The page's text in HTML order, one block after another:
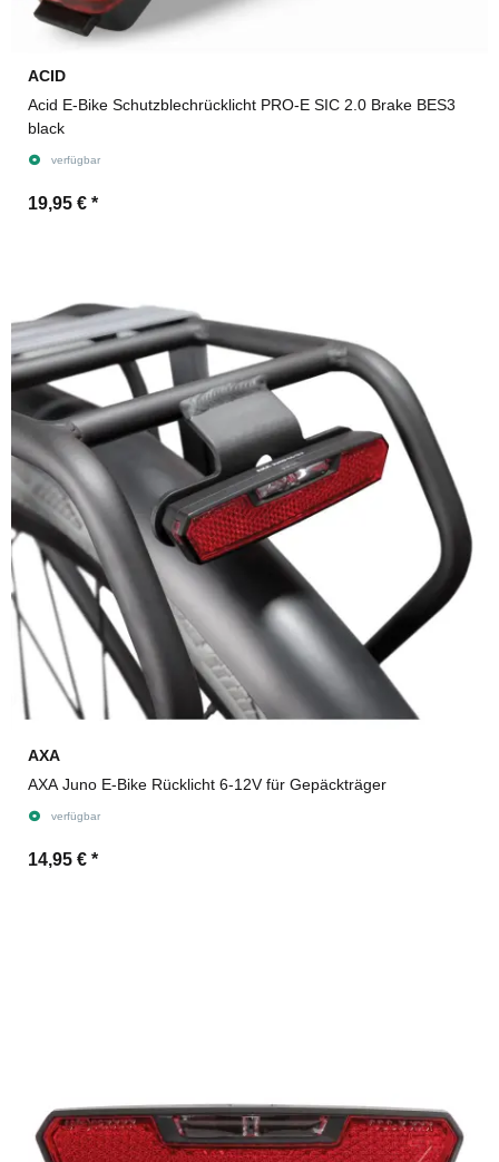
ACID
Acid E-Bike Schutzblechrücklicht PRO-E SIC 2.0 Brake BES3
black
verfügbar
19,95 € *
AXA
AXA Juno E-Bike Rücklicht 6-12V für Gepäckträger
verfügbar
14,95 € *